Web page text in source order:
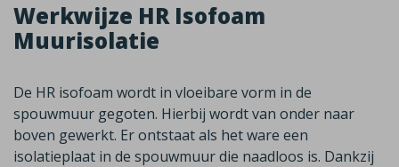
Werkwijze HR Isofoam
Muurisolatie
De HR isofoam wordt in vloeibare vorm in de
spouwmuur gegoten. Hierbij wordt van onder naar
boven gewerkt. Er ontstaat als het ware een
isolatieplaat in de spouwmuur die naadloos is. Dankzij